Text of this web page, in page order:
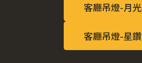
客廳吊燈-月光
客廳吊燈-星鑽